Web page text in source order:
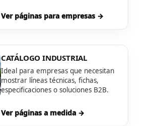
Ver páginas para empresas →
CATÁLOGO INDUSTRIAL
Ideal para empresas que necesitan
mostrar líneas técnicas, fichas,
especificaciones o soluciones B2B.
Ver páginas a medida →